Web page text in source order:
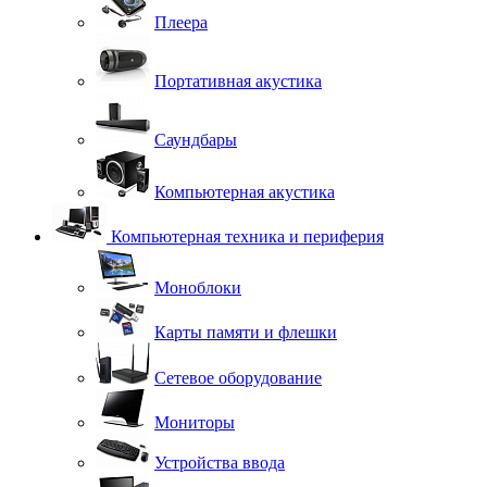
Плеера
Портативная акустика
Саундбары
Компьютерная акустика
Компьютерная техника и периферия
Моноблоки
Карты памяти и флешки
Сетевое оборудование
Мониторы
Устройства ввода